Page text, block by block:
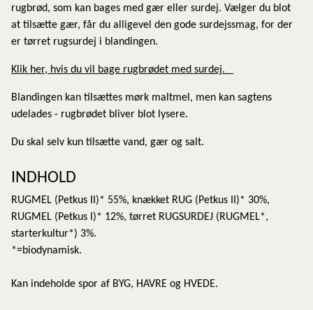
rugbrød, som kan bages med gær eller surdej. Vælger du blot
at tilsætte gær, får du alligevel den gode surdejssmag, for der
er tørret rugsurdej i blandingen.
Klik her, hvis du vil bage rugbrødet med surdej.
Blandingen kan tilsættes mørk maltmel, men kan sagtens
udelades - rugbrødet bliver blot lysere.
Du skal selv kun tilsætte vand, gær og salt.
INDHOLD
RUGMEL (Petkus II)* 55%, knækket RUG (Petkus II)* 30%,
RUGMEL (Petkus I)* 12%, tørret RUGSURDEJ (RUGMEL*,
starterkultur*) 3%.
*=biodynamisk.
Kan indeholde spor af BYG, HAVRE og HVEDE.